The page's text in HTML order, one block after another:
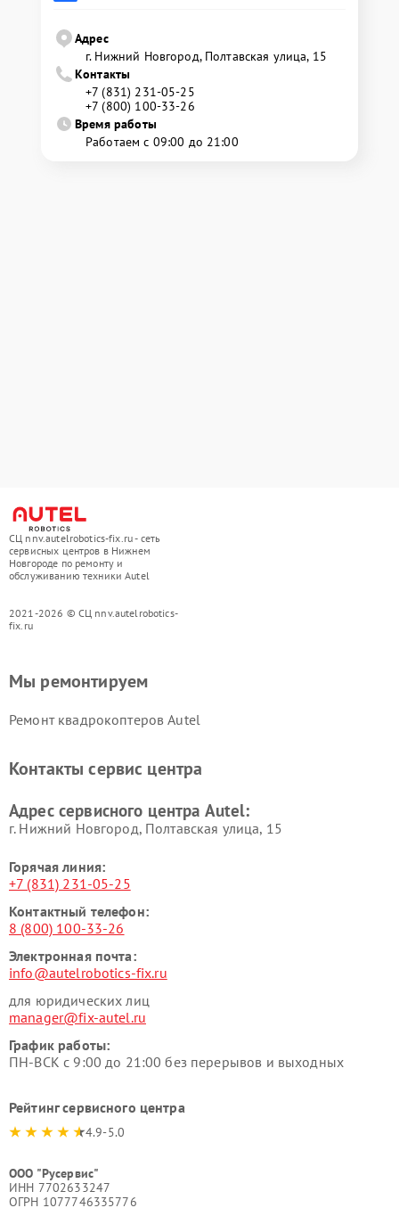
Адрес
г. Нижний Новгород, Полтавская улица, 15
Контакты
+7 (831) 231-05-25
+7 (800) 100-33-26
Время работы
Работаем с 09:00 до 21:00
СЦ nnv.autelrobotics-fix.ru - сеть
сервисных центров в Нижнем
Новгороде по ремонту и
обслуживанию техники Autel
2021-2026 © СЦ nnv.autelrobotics-
fix.ru
Мы ремонтируем
Ремонт квадрокоптеров Autel
Контакты сервис центра
Адрес сервисного центра Autel:
г. Нижний Новгород, Полтавская улица, 15
Горячая линия:
+7 (831) 231-05-25
Контактный телефон:
8 (800) 100-33-26
Электронная почта:
info@autelrobotics-fix.ru
для юридических лиц
manager@fix-autel.ru
График работы:
ПН-ВСК с 9:00 до 21:00 без перерывов и выходных
Рейтинг сервисного центра
4.9-5.0
ООО "Русервис"
ИНН 7702633247
ОГРН 1077746335776